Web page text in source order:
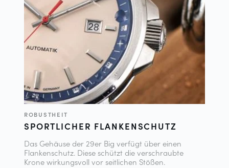
ROBUSTHEIT
SPORTLICHER FLANKENSCHUTZ
Das Gehäuse der 29er Big verfügt über einen
Flankenschutz. Diese schützt die verschraubte
Krone wirkungsvoll vor seitlichen Stößen.